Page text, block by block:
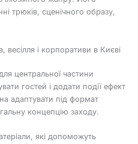
трюків, сценічного образу,
весілля і корпоративи в Києві
центральної частини
гостей і додати події ефект
адаптувати під формат
концепцію заходу.
які допоможуть